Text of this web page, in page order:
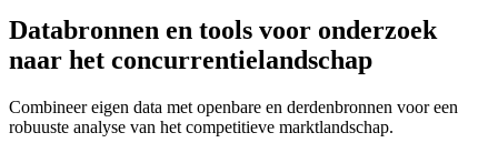
Databronnen en tools voor onderzoek
naar het concurrentielandschap
Combineer eigen data met openbare en derdenbronnen voor een
robuuste analyse van het competitieve marktlandschap.